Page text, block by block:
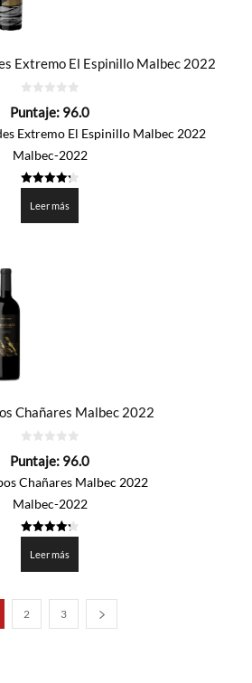
Extremo El Espinillo Malbec 2022
de
Puntaje: 96.0
Extremo El Espinillo Malbec 2022
Malbec-2022
de 5
Leer más
Chañares Malbec 2022
de
Puntaje: 96.0
Chañares Malbec 2022
Malbec-2022
de 5
Leer más
2 3